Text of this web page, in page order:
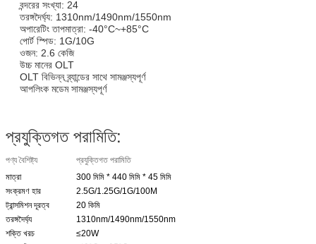
বন্দরের সংখ্যা: 24
তরঙ্গদৈর্ঘ্য: 1310nm/1490nm/1550nm
অপারেটিং তাপমাত্রা: -40°C~+85°C
পোর্ট স্পিড: 1G/10G
ওজন: 2.6 কেজি
উচ্চ মানের OLT
OLT বিভিন্ন ব্র্যান্ডের সাথে সামঞ্জস্যপূর্ণ
আপলিংক মডেম সামঞ্জস্যপূর্ণ
প্রযুক্তিগত পরামিতি:
পণ্য বৈশিষ্ট্য
প্রযুক্তিগত পরামিতি
মাত্রা
300 মিমি * 440 মিমি * 45 মিমি
সংক্রমণ হার
2.5G/1.25G/1G/100M
ট্রান্সমিশন দূরত্ব
20 কিমি
তরঙ্গদৈর্ঘ্য
1310nm/1490nm/1550nm
শক্তি খরচ
≤20W